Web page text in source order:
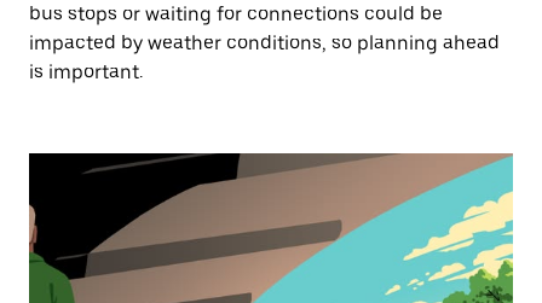
bus stops or waiting for connections could be
impacted by weather conditions, so planning ahead
is important.